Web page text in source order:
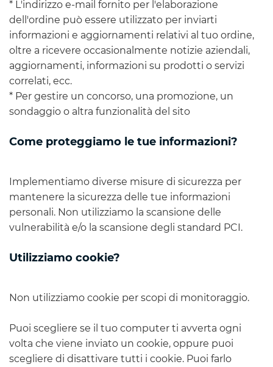
* L'indirizzo e-mail fornito per l'elaborazione
dell'ordine può essere utilizzato per inviarti
informazioni e aggiornamenti relativi al tuo ordine,
oltre a ricevere occasionalmente notizie aziendali,
aggiornamenti, informazioni su prodotti o servizi
correlati, ecc.
* Per gestire un concorso, una promozione, un
sondaggio o altra funzionalità del sito
Come proteggiamo le tue informazioni?
Implementiamo diverse misure di sicurezza per
mantenere la sicurezza delle tue informazioni
personali. Non utilizziamo la scansione delle
vulnerabilità e/o la scansione degli standard PCI.
Utilizziamo cookie?
Non utilizziamo cookie per scopi di monitoraggio.
Puoi scegliere se il tuo computer ti avverta ogni
volta che viene inviato un cookie, oppure puoi
scegliere di disattivare tutti i cookie. Puoi farlo